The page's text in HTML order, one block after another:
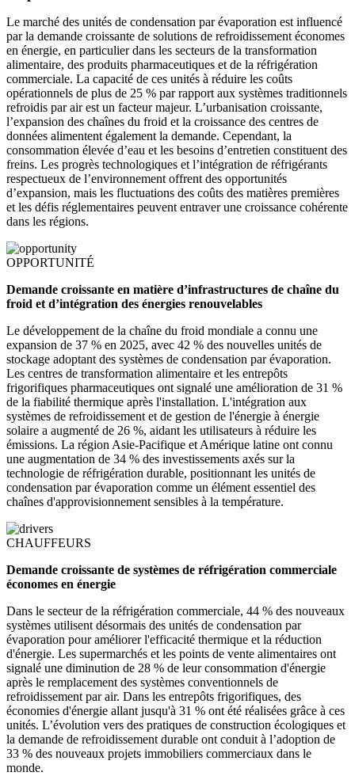
Le marché des unités de condensation par évaporation est influencé
par la demande croissante de solutions de refroidissement économes
en énergie, en particulier dans les secteurs de la transformation
alimentaire, des produits pharmaceutiques et de la réfrigération
commerciale. La capacité de ces unités à réduire les coûts
opérationnels de plus de 25 % par rapport aux systèmes traditionnels
refroidis par air est un facteur majeur. L’urbanisation croissante,
l’expansion des chaînes du froid et la croissance des centres de
données alimentent également la demande. Cependant, la
consommation élevée d’eau et les besoins d’entretien constituent des
freins. Les progrès technologiques et l’intégration de réfrigérants
respectueux de l’environnement offrent des opportunités
d’expansion, mais les fluctuations des coûts des matières premières
et les défis réglementaires peuvent entraver une croissance cohérente
dans les régions.
OPPORTUNITÉ
Demande croissante en matière d’infrastructures de chaîne du
froid et d’intégration des énergies renouvelables
Le développement de la chaîne du froid mondiale a connu une
expansion de 37 % en 2025, avec 42 % des nouvelles unités de
stockage adoptant des systèmes de condensation par évaporation.
Les centres de transformation alimentaire et les entrepôts
frigorifiques pharmaceutiques ont signalé une amélioration de 31 %
de la fiabilité thermique après l'installation. L'intégration aux
systèmes de refroidissement et de gestion de l'énergie à énergie
solaire a augmenté de 26 %, aidant les utilisateurs à réduire les
émissions. La région Asie-Pacifique et Amérique latine ont connu
une augmentation de 34 % des investissements axés sur la
technologie de réfrigération durable, positionnant les unités de
condensation par évaporation comme un élément essentiel des
chaînes d'approvisionnement sensibles à la température.
CHAUFFEURS
Demande croissante de systèmes de réfrigération commerciale
économes en énergie
Dans le secteur de la réfrigération commerciale, 44 % des nouveaux
systèmes utilisent désormais des unités de condensation par
évaporation pour améliorer l'efficacité thermique et la réduction
d'énergie. Les supermarchés et les points de vente alimentaires ont
signalé une diminution de 28 % de leur consommation d'énergie
après le remplacement des systèmes conventionnels de
refroidissement par air. Dans les entrepôts frigorifiques, des
économies d'énergie allant jusqu'à 31 % ont été réalisées grâce à ces
unités. L’évolution vers des pratiques de construction écologiques et
la demande de refroidissement durable ont conduit à l’adoption de
33 % des nouveaux projets immobiliers commerciaux dans le
monde.